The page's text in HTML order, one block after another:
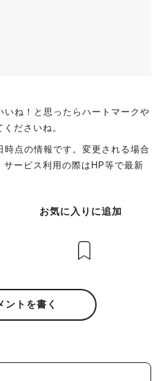
ね！と思ったらハートマークや
ださいね。
点の情報です。変更される場合
ービス利用の際はHP等で最新
お気に入りに追加
ントを書く